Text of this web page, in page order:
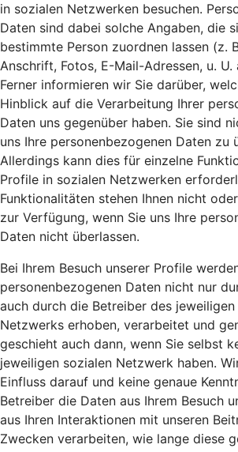
in sozialen Netzwerken besuchen.
Daten sind dabei solche Angaben, die
bestimmte Person zuordnen lassen (z.
Anschrift, Fotos, E-Mail-Adressen, u. U.
Ferner informieren wir Sie darüber,
Hinblick auf die Verarbeitung Ihrer
Daten uns gegenüber haben. Sie sind
uns Ihre personenbezogenen Daten zu
Allerdings kann dies für einzelne
Profile in sozialen Netzwerken
Funktionalitäten stehen Ihnen nicht
zur Verfügung, wenn Sie uns Ihre
Daten nicht überlassen.
Bei Ihrem Besuch unserer Profile
personenbezogenen Daten nicht nur
auch durch die Betreiber des
Netzwerks erhoben, verarbeitet und
geschieht auch dann, wenn Sie selbst
jeweiligen sozialen Netzwerk haben.
Einfluss darauf und keine genaue
Betreiber die Daten aus Ihrem Besuch
aus Ihren Interaktionen mit unseren
Zwecken verarbeiten, wie lange diese